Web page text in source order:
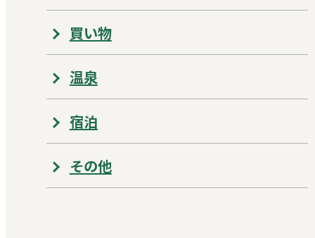
買い物
温泉
宿泊
その他